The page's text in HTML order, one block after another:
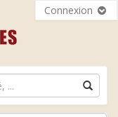
Connexion